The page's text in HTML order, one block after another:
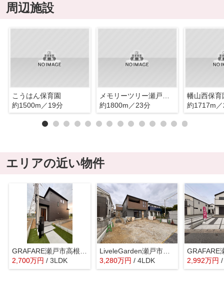
周辺施設
こうはん保育園
約1500m／19分
約1800m／23分
幡山西保育
約1717m
エリアの近い物件
GRAFARE瀬戸市高根町3期【仲介手数料無料 幡山西小 幡山中】
2,700万円 / 3LDK
LiveleGarden瀬戸市松原町3丁目全2棟【仲介手数料無料 東山小 南山中】
3,280万円 / 4LDK 2,992万円